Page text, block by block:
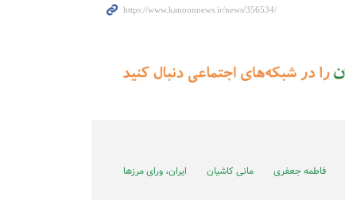
فاطمه جعفری مانی کاشیان ایران، ورای مرزها